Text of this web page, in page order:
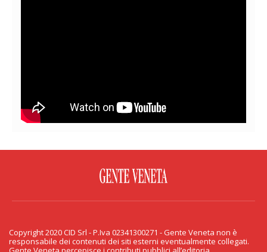
PRIVACY & COOKIE
Copyright 2020 CID Srl - P.Iva 02341300271 - Gente Veneta non è
responsabile dei contenuti dei siti esterni eventualmente collegati.